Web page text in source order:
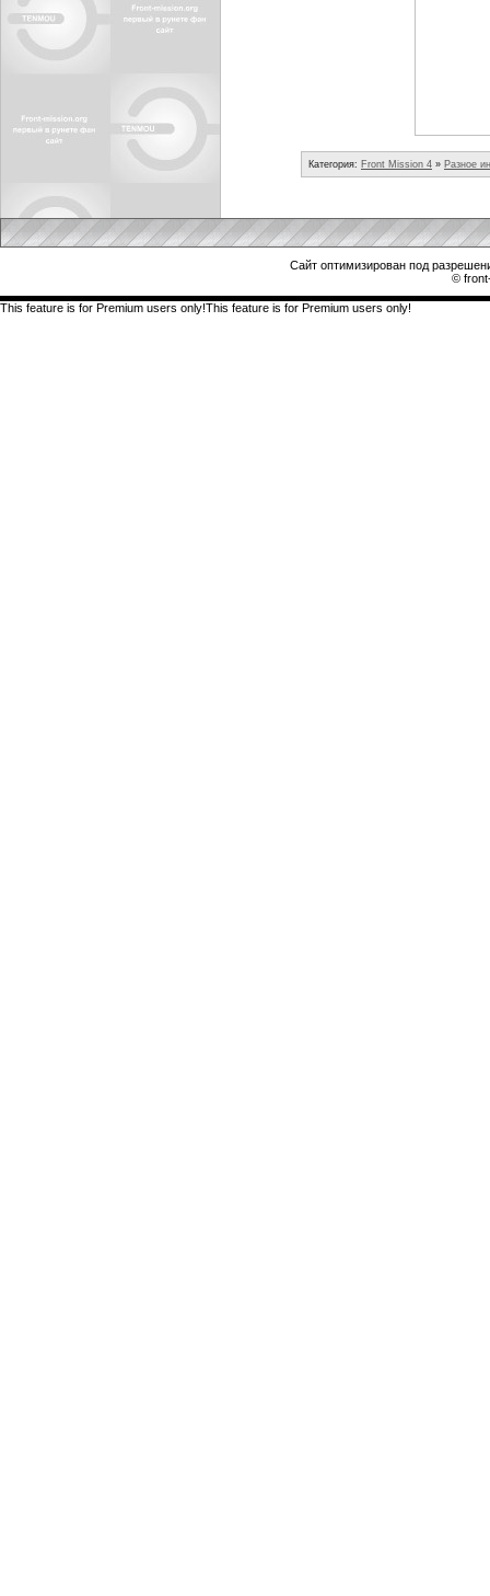
Категория: Front Mission 4 » Разное
Сайт оптимизирован под
©
This feature is for Premium users only!This feature is for Premium users only!